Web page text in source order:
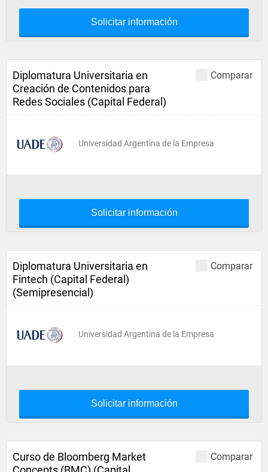
Solicitar información
Comparar
Diplomatura Universitaria en
Creación de Contenidos para
Redes Sociales (Capital Federal)
Universidad Argentina de la Empresa
Solicitar información
Comparar
Diplomatura Universitaria en
Fintech (Capital Federal)
(Semipresencial)
Universidad Argentina de la Empresa
Solicitar información
Comparar
Curso de Bloomberg Market